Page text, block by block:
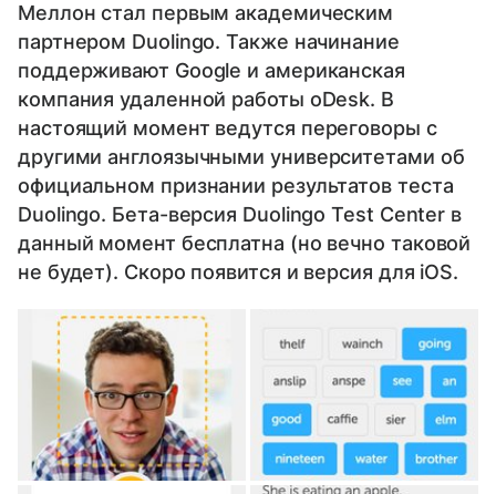
Меллон стал первым академическим
партнером Duolingo. Также начинание
поддерживают Google и американская
компания удаленной работы oDesk. В
настоящий момент ведутся переговоры с
другими англоязычными университетами об
официальном признании результатов теста
Duolingo. Бета-версия Duolingo Test Center в
данный момент бесплатна (но вечно таковой
не будет). Скоро появится и версия для iOS.